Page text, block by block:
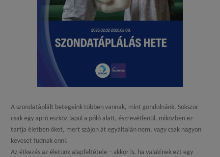
A szondatáplált betegeink többen vannak, mint gondolnánk. Sokszor
csak egy apró eszköz lapul a póló alatt, észrevétlenül, miközben ez
tartja életben őket, mert szájon át egyáltalán nem, vagy csak nagyon
keveset tudnak enni.
Az étkezés az életünk alapfeltétele – akkor is, ha valakinek ezt egy